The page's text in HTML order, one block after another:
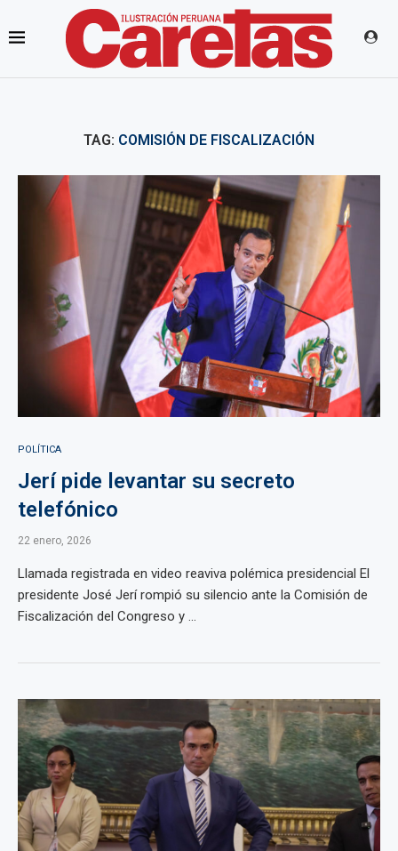
TAG: COMISIÓN DE FISCALIZACIÓN
POLÍTICA
Jerí pide levantar su secreto
telefónico
22 enero, 2026
Llamada registrada en video reaviva polémica presidencial El
presidente José Jerí rompió su silencio ante la Comisión de
Fiscalización del Congreso y ...